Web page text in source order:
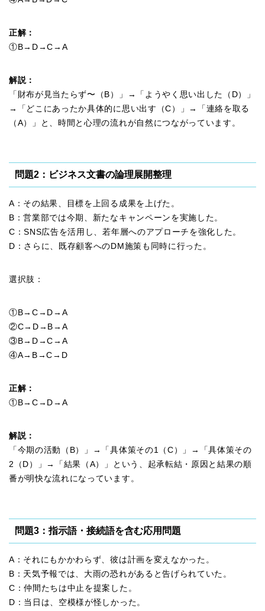
正解：
①B→D→C→A
解説：
「財布が見当たらず〜（B）」→「ようやく思い出した（D）」
→「どこにあったか具体的に思い出す（C）」→「連絡を取る
（A）」と、時間と心理の流れが自然につながっています。
問題2：ビジネス文書の論理展開整理
A：その結果、目標を上回る成果を上げた。
B：営業部では今期、新たなキャンペーンを実施した。
C：SNS広告を活用し、若年層へのアプローチを強化した。
D：さらに、既存顧客へのDM施策も同時に行った。
選択肢：
①B→C→D→A
②C→D→B→A
③B→D→C→A
④A→B→C→D
正解：
①B→C→D→A
解説：
「今期の活動（B）」→「具体策その1（C）」→「具体策その
2（D）」→「結果（A）」という、起承転結・原因と結果の順
番が明快な流れになっています。
問題3：指示語・接続語を含む応用問題
A：それにもかかわらず、彼は計画を変えなかった。
B：天気予報では、大雨の恐れがあると告げられていた。
C：仲間たちは中止を提案した。
D：当日は、空模様が怪しかった。